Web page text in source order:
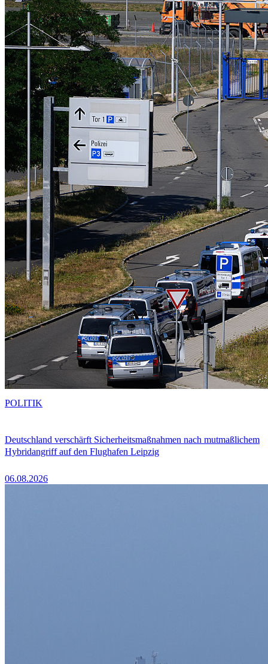
Deutschland verschärft Sicherheitsmaßnahmen nach mutmaßlichem
Hybridangriff auf den Flughafen Leipzig
06.08.2026
POLITIK